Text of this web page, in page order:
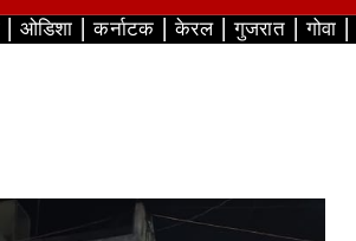
ओडिशा कर्नाटक केरल गुजरात गोवा